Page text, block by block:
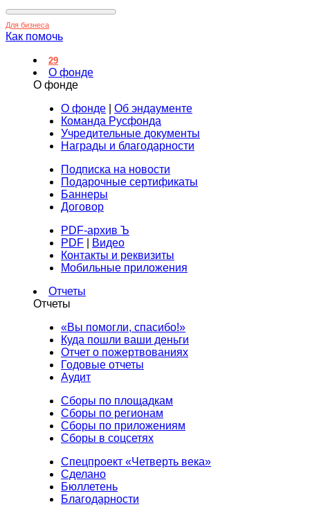
Для бизнеса
Как помочь
29
О фонде
О фонде
О фонде
Об эндаументе
Команда Русфонда
Учредительные документы
Награды и благодарности
Подписка на новости
Подарочные сертификаты
Баннеры
Договор
PDF-архив Ъ
PDF
Видео
Контакты и реквизиты
Мобильные приложения
Отчеты
Отчеты
«Вы помогли, спасибо!»
Куда пошли ваши деньги
Отчет о пожертвованиях
Годовые отчеты
Аудит
Сборы по площадкам
Сборы по регионам
Сборы по приложениям
Сборы в соцсетях
Спецпроект «Четверть века»
Сделано
Бюллетень
Благодарности